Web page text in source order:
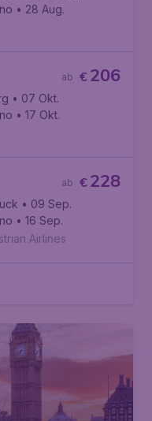
• 28 Aug.
€206
ab
• 07 Okt.
• 17 Okt.
€228
ab
• 09 Sep.
• 16 Sep.
Airlines